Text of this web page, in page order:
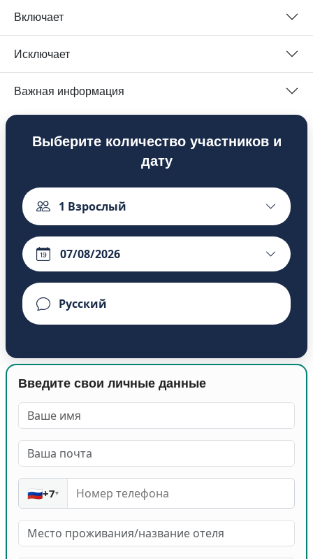
Включает
Исключает
Важная информация
Выберите количество участников и
дату
1 Взрослый
Введите свои личные данные
🇷🇺+7▾